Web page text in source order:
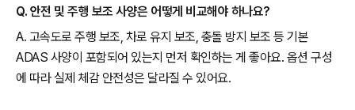
Q. 안전 및 주행 보조 사양은 어떻게 비교해야 하나요?
A. 고속도로 주행 보조, 차로 유지 보조, 충돌 방지 보조 등 기본
ADAS 사양이 포함되어 있는지 먼저 확인하는 게 좋아요. 옵션 구성
에 따라 실제 체감 안전성은 달라질 수 있어요.